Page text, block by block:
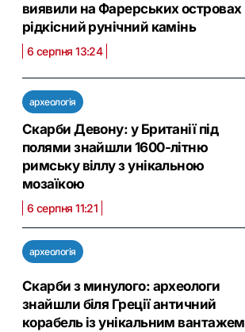
виявили на Фарерських островах
рідкісний рунічний камінь
6 серпня 13:24
археологія
Скарби Девону: у Британії під
полями знайшли 1600-літню
римську віллу з унікальною
мозаїкою
6 серпня 11:21
археологія
Скарби з минулого: археологи
знайшли біля Греції античний
корабель із унікальним вантажем